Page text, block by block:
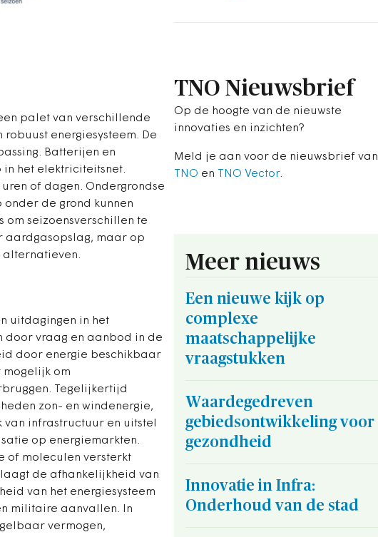
palet van verschillende
energiesysteem. De
Batterijen en
in het elektriciteitsnet.
of dagen. Ondergrondse
de grond kunnen
om seizoensverschillen te
aardgasopslag, maar op
alternatieven.
uitdagingen in het
door vraag en aanbod in de
door energie beschikbaar
mogelijk om
Tegelijkertijd
zon- en windenergie,
infrastructuur en uitstel
op energiemarkten.
of moleculen versterkt
de afhankelijkheid van
van het energiesysteem
militaire aanvallen. In
vermogen,
TNO Nieuwsbrief
Op de hoogte van de nieuwste
innovaties en inzichten?
Meld je aan voor de nieuwsbrief van
TNO en TNO Vector.
Meer nieuws
Een nieuwe kijk op
complexe
maatschappelijke
vraagstukken
Waardegedreven
gebiedsontwikkeling voor
gezondheid
Innovatie in Infra:
Onderhoud van de stad